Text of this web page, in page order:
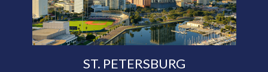
ST. PETERSBURG